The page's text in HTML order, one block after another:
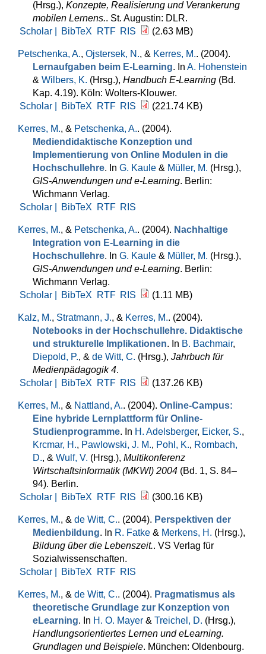
(Hrsg.), Konzepte, Realisierung und Verankerung
mobilen Lernens.. St. Augustin: DLR.
Scholar |
BibTeX RTF RIS (2.63 MB)
Petschenka, A., Ojstersek, N., & Kerres, M.. (2004).
Lernaufgaben beim E-Learning. In A. Hohenstein
& Wilbers, K. (Hrsg.), Handbuch E-Learning (Bd.
Kap. 4.19). Köln: Wolters-Klouwer.
Scholar |
BibTeX RTF RIS (221.74 KB)
Kerres, M., & Petschenka, A.. (2004).
Mediendidaktische Konzeption und
Implementierung von Online Modulen in die
Hochschullehre. In G. Kaule & Müller, M. (Hrsg.),
GIS-Anwendungen und e-Learning. Berlin:
Wichmann Verlag.
Scholar |
BibTeX RTF RIS
Kerres, M., & Petschenka, A.. (2004). Nachhaltige
Integration von E-Learning in die
Hochschullehre. In G. Kaule & Müller, M. (Hrsg.),
GIS-Anwendungen und e-Learning. Berlin:
Wichmann Verlag.
Scholar |
BibTeX RTF RIS (1.11 MB)
Kalz, M., Stratmann, J., & Kerres, M.. (2004).
Notebooks in der Hochschullehre. Didaktische
und strukturelle Implikationen. In B. Bachmair,
Diepold, P., & de Witt, C. (Hrsg.), Jahrbuch für
Medienpädagogik 4.
Scholar |
BibTeX RTF RIS (137.26 KB)
Kerres, M., & Nattland, A.. (2004). Online-Campus:
Eine hybride Lernplattform für Online-
Studienprogramme. In H. Adelsberger, Eicker, S.,
Krcmar, H., Pawlowski, J. M., Pohl, K., Rombach,
D., & Wulf, V. (Hrsg.), Multikonferenz
Wirtschaftsinformatik (MKWI) 2004 (Bd. 1, S. 84–
94). Berlin.
Scholar |
BibTeX RTF RIS (300.16 KB)
Kerres, M., & de Witt, C.. (2004). Perspektiven der
Medienbildung. In R. Fatke & Merkens, H. (Hrsg.),
Bildung über die Lebenszeit.. VS Verlag für
Sozialwissenschaften.
Scholar |
BibTeX RTF RIS
Kerres, M., & de Witt, C.. (2004). Pragmatismus als
theoretische Grundlage zur Konzeption von
eLearning. In H. O. Mayer & Treichel, D. (Hrsg.),
Handlungsorientiertes Lernen und eLearning.
Grundlagen und Beispiele. München: Oldenbourg.